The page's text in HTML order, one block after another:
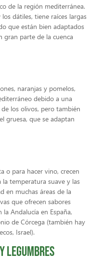
de la región mediterránea.
dátiles, tiene raíces largas
que están bien adaptados
gran parte de la cuenca
naranjas y pomelos,
debido a una
los olivos, pero también
gruesa, que se adaptan
o para hacer vino, crecen
temperatura suave y las
en muchas áreas de la
que ofrecen sabores
la Andalucía en España,
de Córcega (también hay
Israel).
legumbres